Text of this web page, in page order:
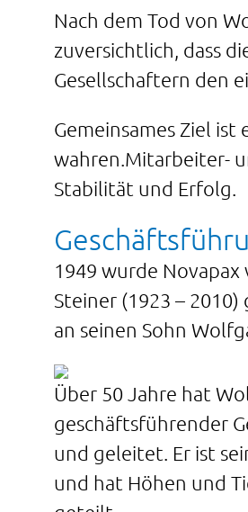
Nach dem Tod von
zuversichtlich, dass
Gesellschaftern den
Gemeinsames Ziel
wahren.Mitarbeiter-
Stabilität und Erfolg.
1949 wurde
Steiner (1923 –
an seinen Sohn
Über 50 Jahre hat
geschäftsführender
und geleitet. Er ist
und hat Höhen und